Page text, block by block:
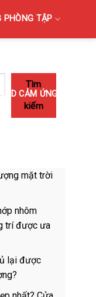
PHÒNG TẬP
TẠI HÀ NỘI
CẢM ỨNG
Tìm
kiếm
mặt trời
nhôm
trí được ưa
lại được